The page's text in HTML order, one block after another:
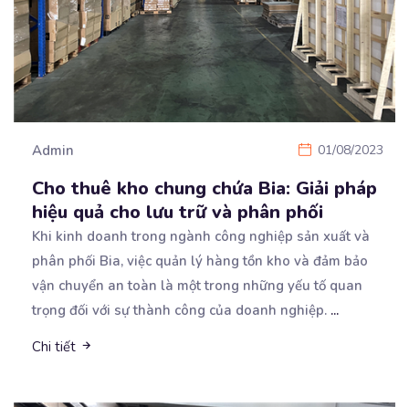
Admin 01/08/2023
Cho thuê kho chung chứa Bia: Giải pháp
hiệu quả cho lưu trữ và phân phối
Khi kinh doanh trong ngành công nghiệp sản xuất và
phân phối Bia, việc quản lý hàng tồn kho và đảm bảo
vận chuyển an toàn là một trong những yếu tố quan
trọng đối với sự thành công của doanh nghiệp. ...
Chi tiết